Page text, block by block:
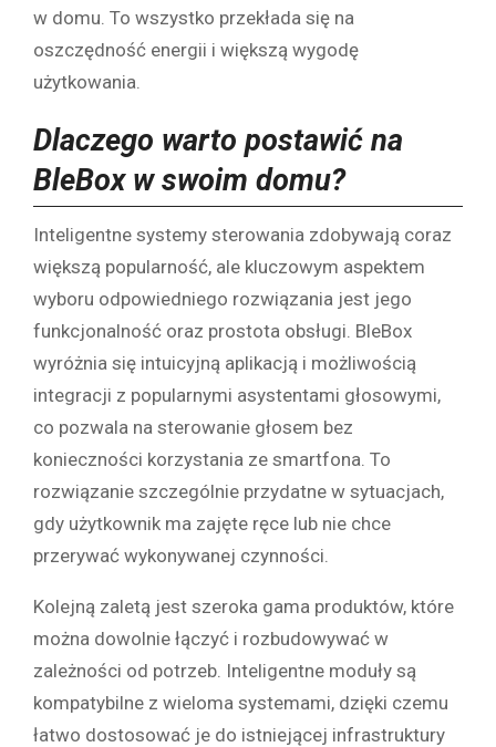
w domu. To wszystko przekłada się na
oszczędność energii i większą wygodę
użytkowania.
Dlaczego warto postawić na
BleBox w swoim domu?
Inteligentne systemy sterowania zdobywają coraz
większą popularność, ale kluczowym aspektem
wyboru odpowiedniego rozwiązania jest jego
funkcjonalność oraz prostota obsługi. BleBox
wyróżnia się intuicyjną aplikacją i możliwością
integracji z popularnymi asystentami głosowymi,
co pozwala na sterowanie głosem bez
konieczności korzystania ze smartfona. To
rozwiązanie szczególnie przydatne w sytuacjach,
gdy użytkownik ma zajęte ręce lub nie chce
przerywać wykonywanej czynności.
Kolejną zaletą jest szeroka gama produktów, które
można dowolnie łączyć i rozbudowywać w
zależności od potrzeb. Inteligentne moduły są
kompatybilne z wieloma systemami, dzięki czemu
łatwo dostosować je do istniejącej infrastruktury